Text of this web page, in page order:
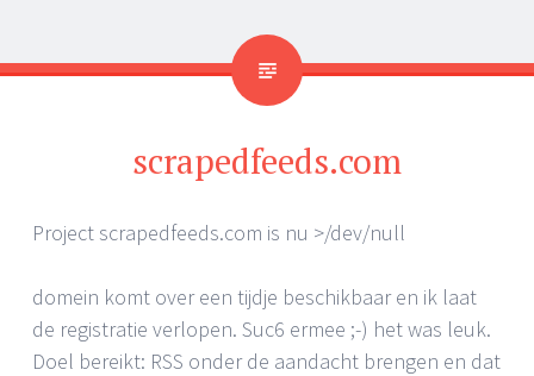
scrapedfeeds.com
Project scrapedfeeds.com is nu >/dev/null
domein komt over een tijdje beschikbaar en ik laat
de registratie verlopen. Suc6 ermee ;-) het was leuk.
Doel bereikt: RSS onder de aandacht brengen en dat